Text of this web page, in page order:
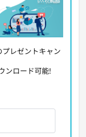
プレゼントキャン
ンロード可能!